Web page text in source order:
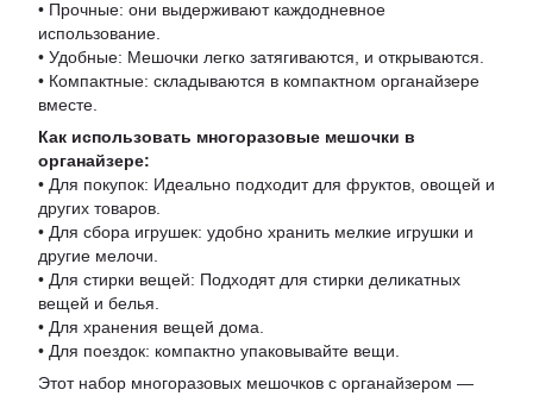
• Прочные: они выдерживают каждодневное
использование.
• Удобные: Мешочки легко затягиваются, и открываются.
• Компактные: складываются в компактном органайзере
вместе.
Как использовать многоразовые мешочки в
органайзере:
• Для покупок: Идеально подходит для фруктов, овощей и
других товаров.
• Для сбора игрушек: удобно хранить мелкие игрушки и
другие мелочи.
• Для стирки вещей: Подходят для стирки деликатных
вещей и белья.
• Для хранения вещей дома.
• Для поездок: компактно упаковывайте вещи.
Этот набор многоразовых мешочков с органайзером —